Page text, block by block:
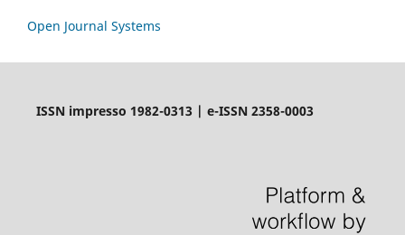
Open Journal Systems
ISSN impresso 1982-0313 | e-ISSN 2358-0003